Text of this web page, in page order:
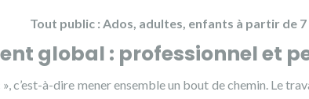
Tout public : Ados, adultes, enfants à partir de 7
global : professionnel et
c’est-à-dire mener ensemble un bout de chemin. Le